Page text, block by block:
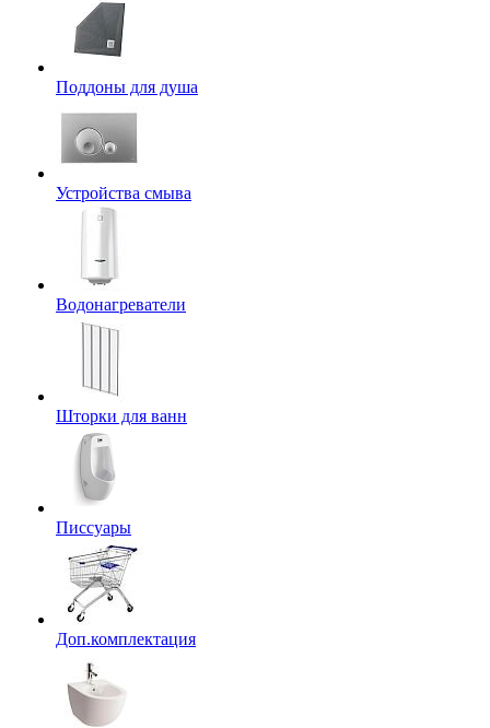
Поддоны для душа
Устройства смыва
Водонагреватели
Шторки для ванн
Писсуары
Доп.комплектация